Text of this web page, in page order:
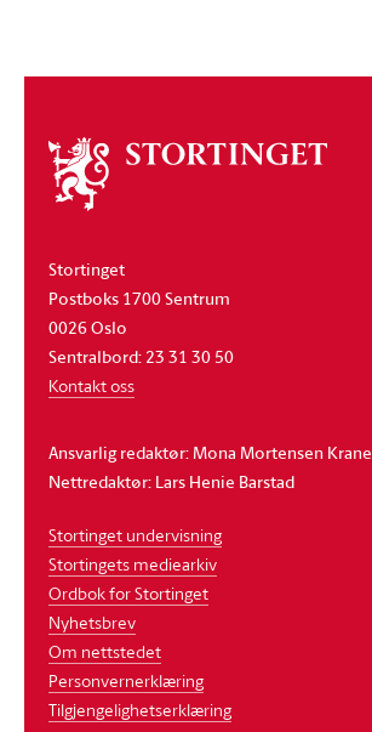
Om
stortinget
Stortinget
Postboks 1700 Sentrum
0026 Oslo
Sentralbord: 23 31 30 50
Kontakt oss
Ansvarlig redaktør: Mona Mortensen Krane
Nettredaktør: Lars Henie Barstad
Stortinget undervisning
Stortingets mediearkiv
Ordbok for Stortinget
Nyhetsbrev
Om nettstedet
Personvernerklæring
Tilgjengelighetserklæring